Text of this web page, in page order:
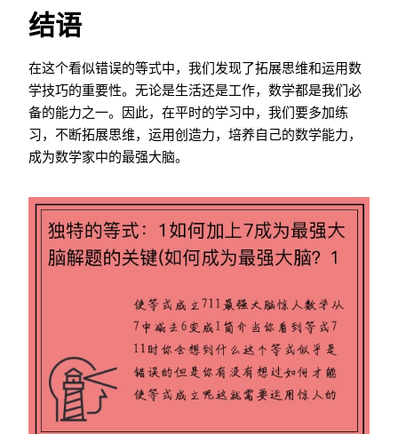
结语
在这个看似错误的等式中，我们发现了拓展思维和运用数
学技巧的重要性。无论是生活还是工作，数学都是我们必
备的能力之一。因此，在平时的学习中，我们要多加练
习，不断拓展思维，运用创造力，培养自己的数学能力，
成为数学家中的最强大脑。